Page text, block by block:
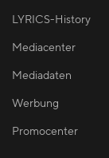
LYRICS-History
Mediacenter
Mediadaten
Werbung
Promocenter